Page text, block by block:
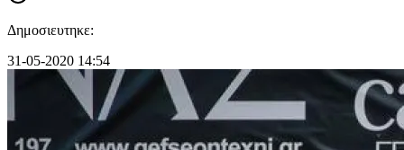
Δημοσιευτηκε:
31-05-2020 14:54